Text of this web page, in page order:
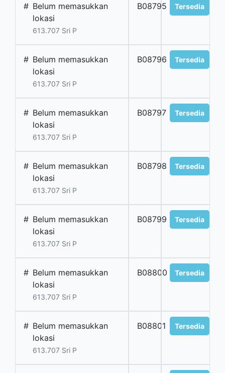
# Belum memasukkan
lokasi
613.707 Sri P
B08795 Tersedia
# Belum memasukkan
lokasi
613.707 Sri P
B08796 Tersedia
# Belum memasukkan
lokasi
613.707 Sri P
B08797 Tersedia
# Belum memasukkan
lokasi
613.707 Sri P
B08798 Tersedia
# Belum memasukkan
lokasi
613.707 Sri P
B08799 Tersedia
# Belum memasukkan
lokasi
613.707 Sri P
B08800 Tersedia
# Belum memasukkan
lokasi
613.707 Sri P
B08801 Tersedia